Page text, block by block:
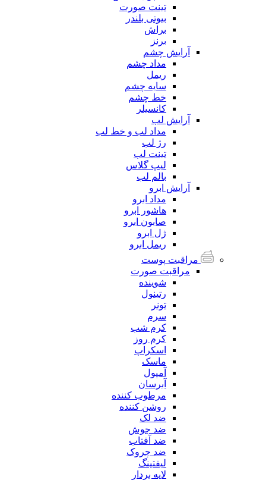
تینت صورت
بیوتی بلندر
براش
برنز
آرایش چشم
مداد چشم
ریمل
سایه چشم
خط چشم
کانسیلر
آرایش لب
مداد لب و خط لب
رژ لب
تینت لب
لیپ گلاس
بالم لب
آرایش ابرو
مداد ابرو
هاشور ابرو
صابون ابرو
ژل ابرو
ریمل ابرو
مراقبت پوست
مراقبت صورت
شوینده
رتینول
تونر
سرم
کرم شب
کرم روز
اسکراپ
ماسک
آمپول
آبرسان
مرطوب کننده
روشن کننده
ضد لک
ضد جوش
ضد آفتاب
ضد چروک
لیفتینگ
لایه بردار